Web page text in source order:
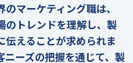
マーケティング職は、
のトレンドを理解し、製
伝えることが求められま
ニーズの把握を通じて、製